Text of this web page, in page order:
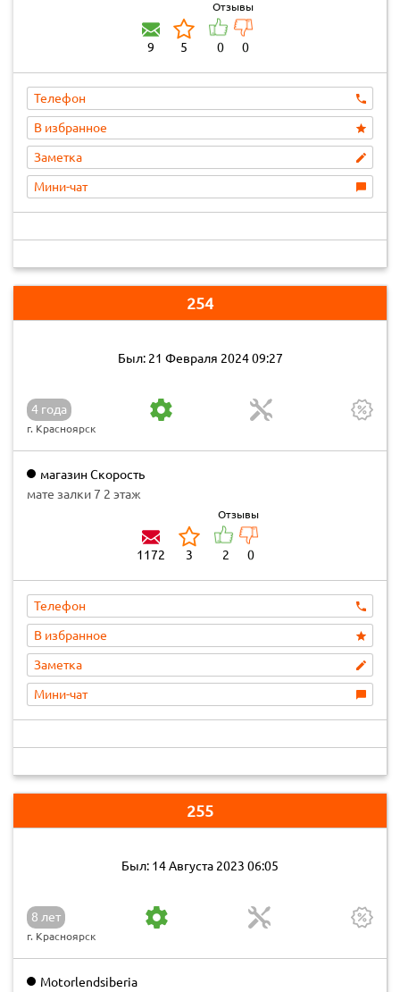
9 5
Отзывы
0 0
Телефон
В избранное
Заметка
Мини-чат
254
Был: 21 Февраля 2024 09:27
4 года
г. Красноярск
магазин Скорость
мате залки 7 2 этаж
1172 3
Отзывы
2 0
Телефон
В избранное
Заметка
Мини-чат
255
Был: 14 Августа 2023 06:05
8 лет
г. Красноярск
Motorlendsiberia